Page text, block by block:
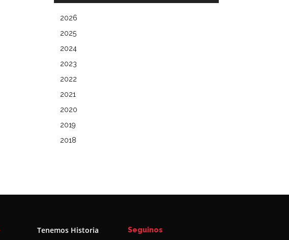
2026
2025
2024
2023
2022
2021
2020
2019
2018
Tenemos Historia
Seguinos